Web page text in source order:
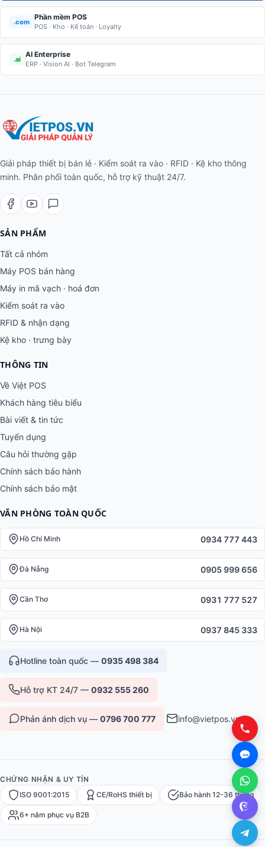
.com
Phần mềm POS
POS · Kho · Kế toán · Loyalty
.ai
AI Enterprise
ERP · Vision AI · Bot Telegram
Giải pháp thiết bị bán lẻ · Kiểm soát ra vào · RFID · Kệ kho thông
minh. Phân phối toàn quốc, hỗ trợ kỹ thuật 24/7.
SẢN PHẨM
Tất cả nhóm
Máy POS bán hàng
Máy in mã vạch · hoá đơn
Kiểm soát ra vào
RFID & nhận dạng
Kệ kho · trưng bày
THÔNG TIN
Về Việt POS
Khách hàng tiêu biểu
Bài viết & tin tức
Tuyển dụng
Câu hỏi thường gặp
Chính sách bảo hành
Chính sách bảo mật
VĂN PHÒNG TOÀN QUỐC
Hồ Chí Minh 0934 777 443
Đà Nẵng 0905 999 656
Cần Thơ 0931 777 527
Hà Nội 0937 845 333
Hotline toàn quốc — 0935 498 384
Hỗ trợ KT 24/7 — 0932 555 260
Phản ánh dịch vụ — 0796 700 777 info@vietpos.vn
CHỨNG NHẬN & UY TÍN
ISO 9001:2015
CE/RoHS thiết bị Bảo hành 12-36 tháng
6+ năm phục vụ B2B